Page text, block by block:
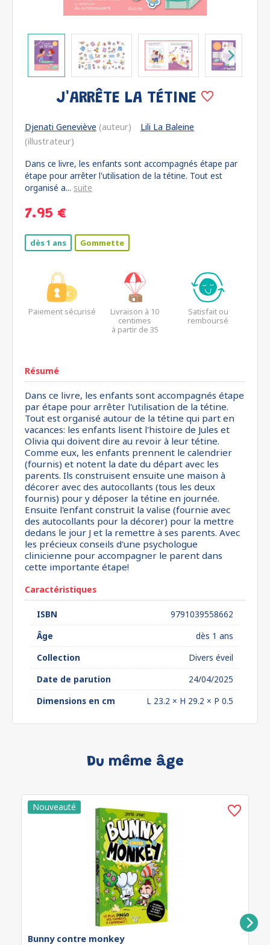
J'ARRÊTE LA TÉTINE
Djenati Geneviève (auteur)
Lili La Baleine
(illustrateur)
Dans ce livre, les enfants sont accompagnés étape par
étape pour arrêter l'utilisation de la tétine. Tout est
organisé a... suite
7.95 €
dès 1 ans Gommette
Paiement sécurisé
Livraison à 10
centimes
à partir de 35
Satisfait ou
remboursé
Résumé
Dans ce livre, les enfants sont accompagnés étape
par étape pour arrêter l'utilisation de la tétine.
Tout est organisé autour de la tétine qui part en
vacances: les enfants lisent l'histoire de Jules et
Olivia qui doivent dire au revoir à leur tétine.
Comme eux, les enfants prennent le calendrier
(fournis) et notent la date du départ avec les
parents. Ils construisent ensuite une maison à
décorer avec des autocollants (tous les deux
fournis) pour y déposer la tétine en journée.
Ensuite l'enfant construit la valise (fournie avec
des autocollants pour la décorer) pour la mettre
dedans le jour J et la remettre à ses parents. Avec
les précieux conseils d'une psychologue
clinicienne pour accompagner le parent dans
cette importante étape!
Caractéristiques
ISBN
9791039558662
Âge
dès 1 ans
Collection
Divers éveil
Date de parution
24/04/2025
Dimensions en cm
L 23.2 × H 29.2 × P 0.5
Du même âge
Bunny contre monkey